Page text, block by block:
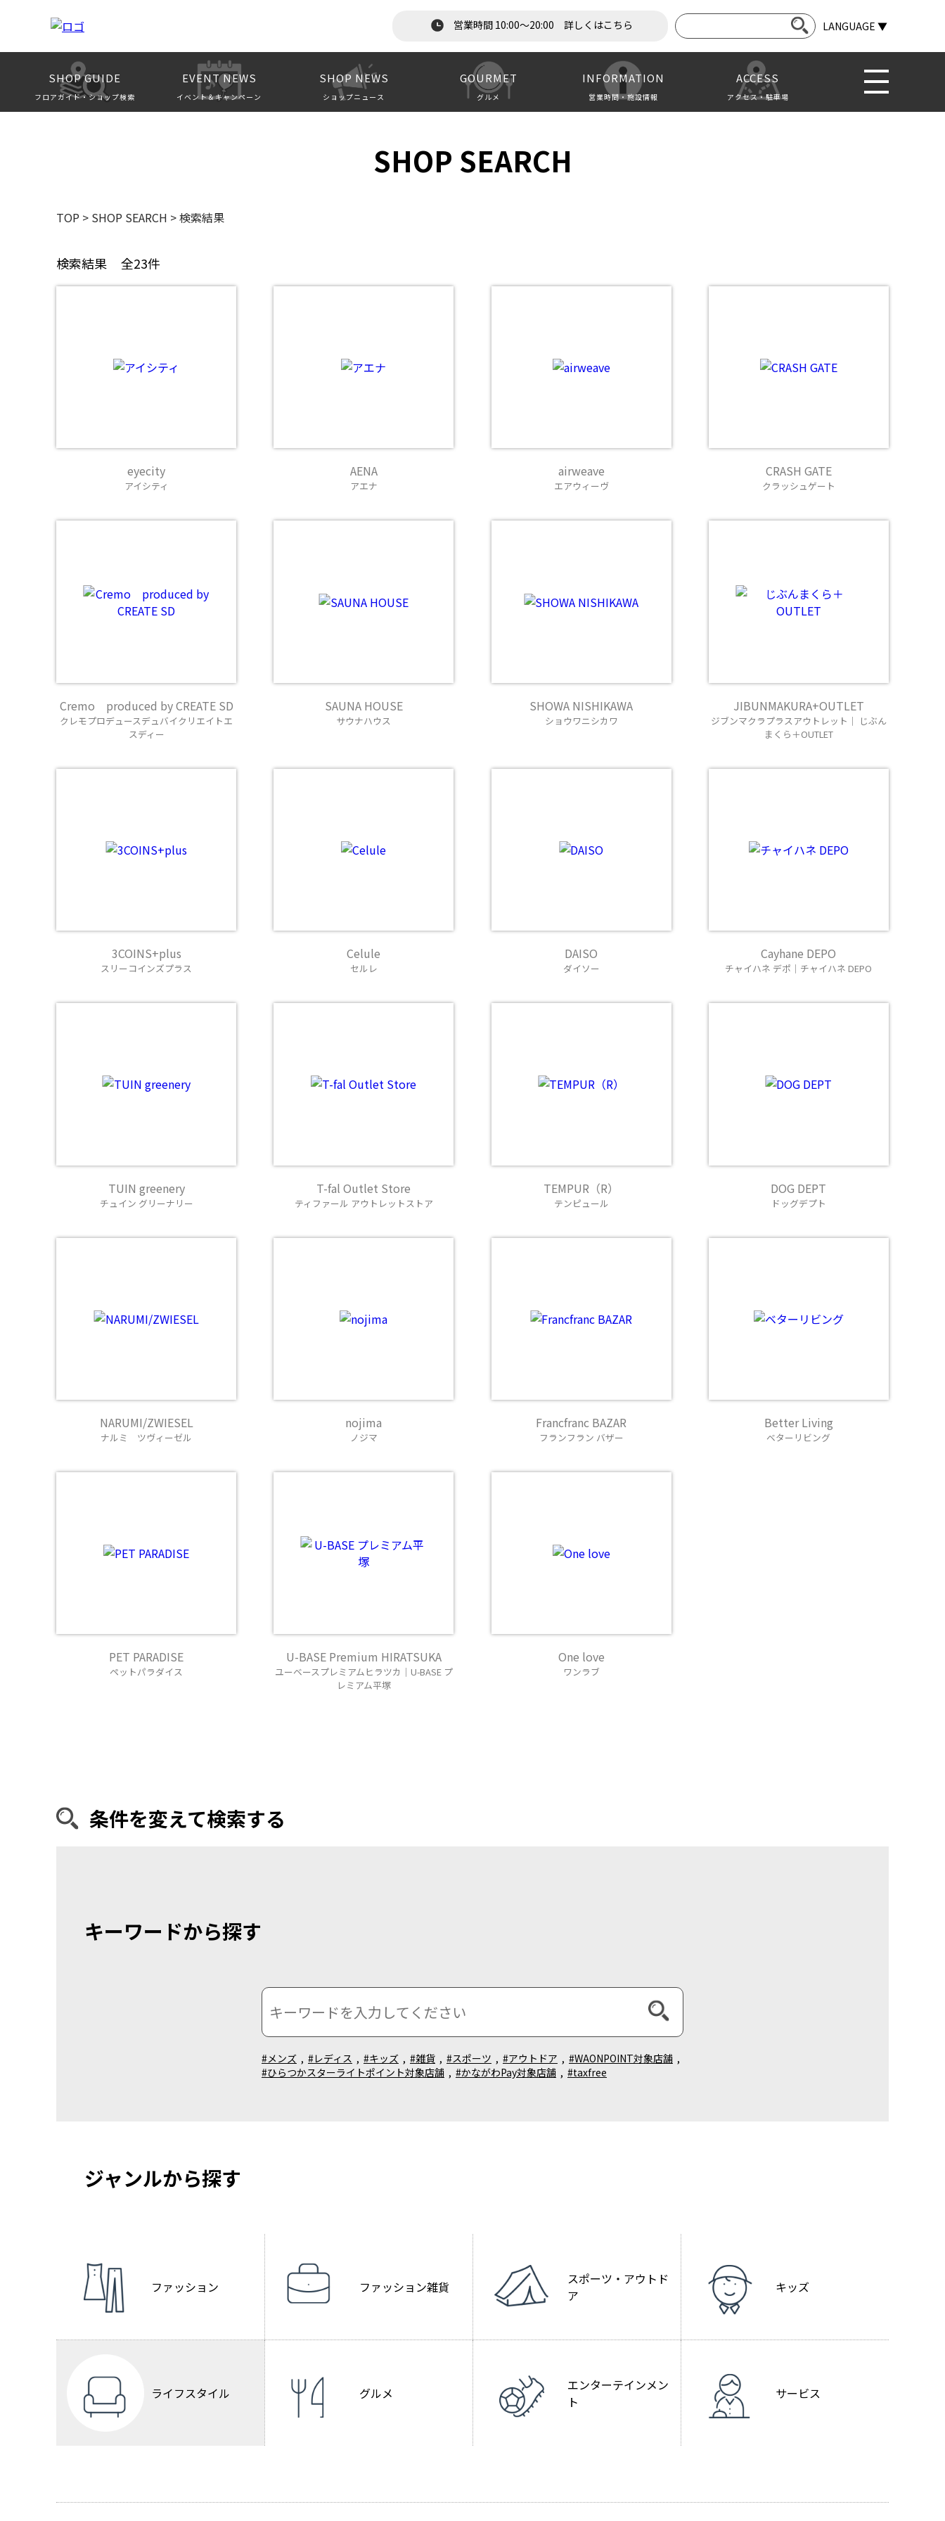
営業時間 10:00～20:00 詳しくはこちら LANGUAGE ▼
SHOP GUIDE
フロアガイド・ショップ検索
EVENT NEWS
イベント＆キャンペーン
SHOP NEWS
ショップニュース
GOURMET
グルメ
INFORMATION
営業時間・施設情報
ACCESS
アクセス・駐車場
SHOP SEARCH
TOP > SHOP SEARCH >検索結果
検索結果 全23件
eyecity
アイシティ
AENA
アエナ
airweave
エアウィーヴ
CRASH GATE
クラッシュゲート
Cremo produced by CREATE SD
クレモプロデュースデュバイクリエイトエ
スディー
SAUNA HOUSE
サウナハウス
SHOWA NISHIKAWA
ショウワニシカワ
JIBUNMAKURA+OUTLET
ジブンマクラプラスアウトレット｜ じぶん
まくら＋OUTLET
3COINS+plus
スリーコインズプラス
Celule
セルレ
DAISO
ダイソー
Cayhane DEPO
チャイハネ デポ｜チャイハネ DEPO
TUIN greenery
チュイン グリーナリー
T-fal Outlet Store
ティファール アウトレットストア
TEMPUR（R）
テンピュール
DOG DEPT
ドッグデプト
NARUMI/ZWIESEL
ナルミ ツヴィーゼル
nojima
ノジマ
Francfranc BAZAR
フランフラン バザー
Better Living
ベターリビング
PET PARADISE
ペットパラダイス
U-BASE Premium HIRATSUKA
ユーベースプレミアムヒラツカ｜U-BASE プ
レミアム平塚
One love
ワンラブ
条件を変えて検索する
キーワードから探す
#メンズ , #レディス , #キッズ , #雑貨 , #スポーツ , #アウトドア , #WAONPOINT対象店舗 ,
#ひらつかスターライトポイント対象店舗 , #かながわPay対象店舗 , #taxfree
ジャンルから探す
ファッション ファッション雑貨
スポーツ・アウトド
ア
キッズ
ライフスタイル グルメ
エンターテインメン
ト
サービス